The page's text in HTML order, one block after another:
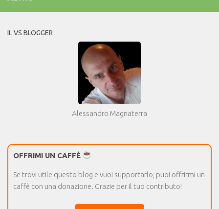
IL VS BLOGGER
Alessandro Magnaterra
OFFRIMI UN CAFFÈ
Se trovi utile questo blog e vuoi supportarlo, puoi offrirmi un
caffè con una donazione. Grazie per il tuo contributo!